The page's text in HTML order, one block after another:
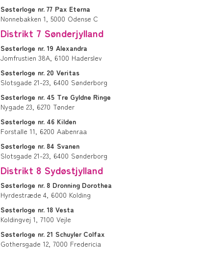
Søsterloge nr. 77 Pax Eterna
Nonnebakken 1, 5000 Odense C
Distrikt 7 Sønderjylland
Søsterloge nr. 19 Alexandra
Jomfrustien 38A, 6100 Haderslev
Søsterloge nr. 20 Veritas
Slotsgade 21-23, 6400 Sønderborg
Søsterloge nr. 45 Tre Gyldne Ringe
Nygade 23, 6270 Tønder
Søsterloge nr. 46 Kilden
Forstalle 11, 6200 Aabenraa
Søsterloge nr. 84 Svanen
Slotsgade 21-23, 6400 Sønderborg
Distrikt 8 Sydøstjylland
Søsterloge nr. 8 Dronning Dorothea
Hyrdestræde 4, 6000 Kolding
Søsterloge nr. 18 Vesta
Koldingvej 1, 7100 Vejle
Søsterloge nr. 21 Schuyler Colfax
Gothersgade 12, 7000 Fredericia